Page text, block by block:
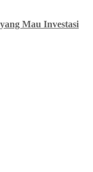
Mau Investasi